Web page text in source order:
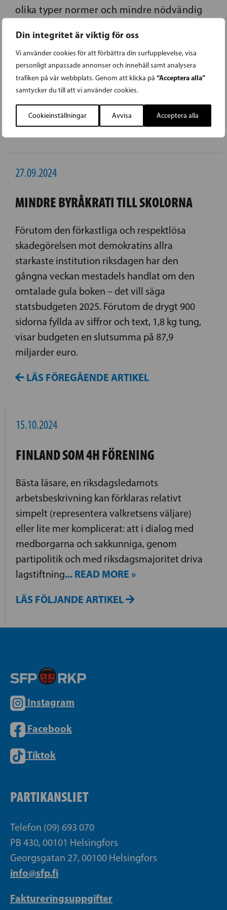
Din integritet är viktig för oss
Vi använder cookies för att förbättra din surfupplevelse, visa
personligt anpassade annonser och innehåll samt analysera
trafiken på vår webbplats. Genom att klicka på “Acceptera alla”
samtycker du till att vi använder cookies.
Cookieinställningar Avvisa Acceptera alla
olika typer normer och mindre nödvändig
väsentliga och dessutom kunna spara
pengar.
27.09.2024
MINDRE BYRÅKRATI TILL SKOLORNA
Förutom den förkastliga och respektlösa
skadegörelsen mot demokratins allra
starkaste institution riksdagen har den
gångna veckan mestadels handlat om den
omtalade gula boken – det vill säga
statsbudgeten 2025. Förutom de drygt 900
sidorna fyllda av siffror och text, 1,8 kg tung,
visar budgeten en slutsumma på 87,9
miljarder euro.
LÄS FÖREGÅENDE ARTIKEL
15.10.2024
FINLAND SOM 4H FÖRENING
Bästa läsare, en riksdagsledamots
arbetsbeskrivning kan förklaras relativt
simpelt (representera valkretsens väljare)
eller lite mer komplicerat: att i dialog med
medborgarna och sakkunniga, genom
partipolitik och med riksdagsmajoritet driva
lagstiftning... READ MORE »
LÄS FÖLJANDE ARTIKEL
Instagram
Facebook
Tiktok
PARTIKANSLIET
Telefon (09) 693 070
PB 430, 00101 Helsingfors
Georgsgatan 27, 00100 Helsingfors
info@sfp.fi
Faktureringsuppgifter